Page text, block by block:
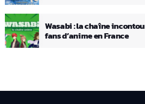
Wasabi : la chaîne
fans d’anime en France